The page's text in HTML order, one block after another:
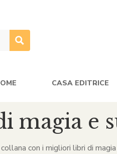
CASA EDITRICE
magia e
con i migliori libri di